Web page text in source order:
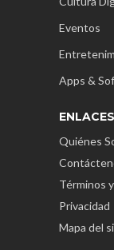
Eventos
Apps &
Quiénes
Términos
Privacidad
Mapa del